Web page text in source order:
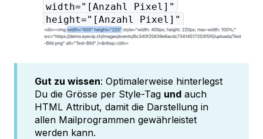
width="[Anzahl Pixel]"
height="[Anzahl Pixel]"
Gut zu wissen: Optimalerweise hinterlegst
Du die Grösse per Style-Tag und auch
HTML Attribut, damit die Darstellung in
allen Mailprogrammen gewährleistet
werden kann.